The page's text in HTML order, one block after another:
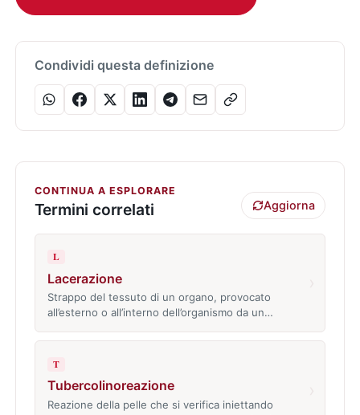
Condividi questa definizione
CONTINUA A ESPLORARE
Termini correlati Aggiorna
L
Lacerazione
Strappo del tessuto di un organo, provocato
all’esterno o all’interno dell’organismo da un…
T
Tubercolinoreazione
Reazione della pelle che si verifica iniettando